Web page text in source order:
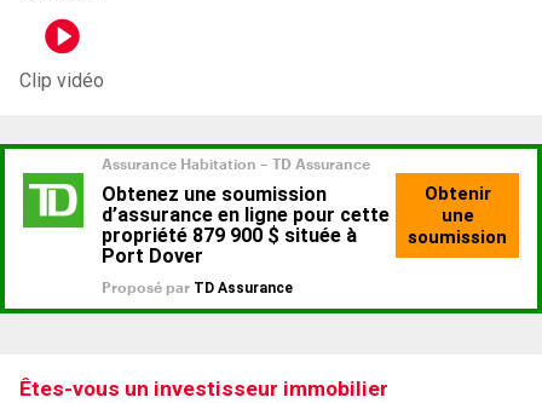
Clip vidéo
Êtes-vous un investisseur immobilier